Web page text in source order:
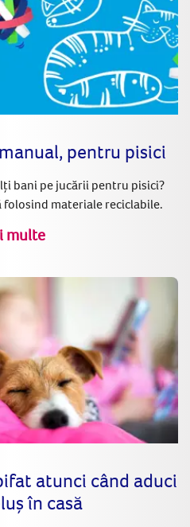
pentru pisici
bani pe jucării pentru pisici?
folosind materiale reciclabile.
multe
atunci când aduci
în casă